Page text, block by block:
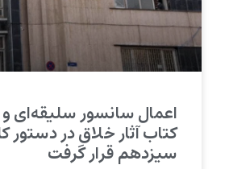
اعمال سانسور سلیقه‌ای
کتاب آثار خلاق در دستور
سیزدهم قرار گرفت